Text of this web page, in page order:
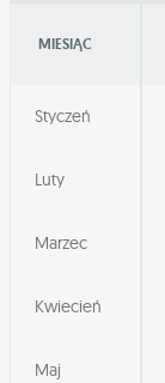
MIESIĄC
Styczeń
Luty
Marzec
Kwiecień
Maj